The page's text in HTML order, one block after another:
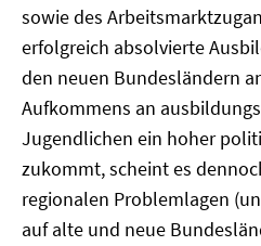
sowie des
erfolgreich absolvierte
den neuen Bundesländern
Aufkommens an
Jugendlichen ein hoher
zukommt, scheint es
regionalen Problemlagen
auf alte und neue